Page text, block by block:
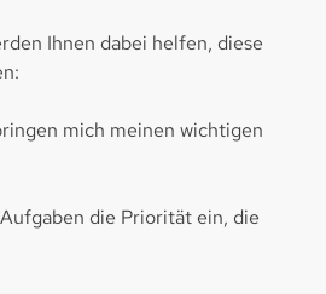
Ihnen dabei helfen, diese
mich meinen wichtigen
die Priorität ein, die